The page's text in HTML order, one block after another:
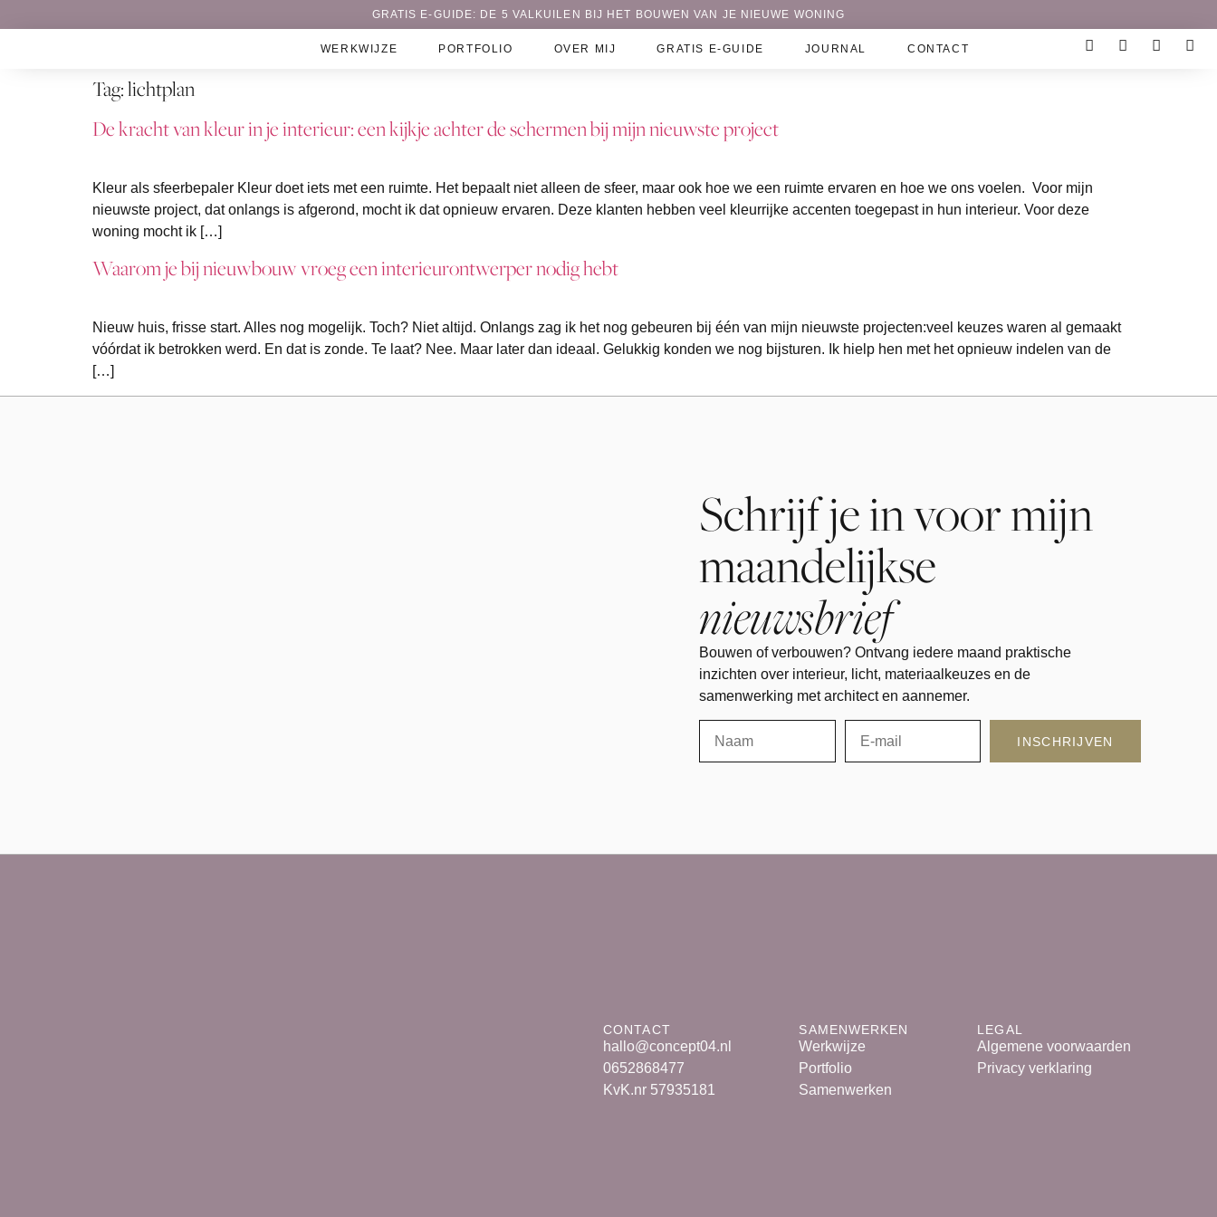
GRATIS E-GUIDE: DE 5 VALKUILEN BIJ HET BOUWEN VAN JE NIEUWE WONING
WERKWIJZE PORTFOLIO OVER MIJ GRATIS E-GUIDE JOURNAL CONTACT
Tag:lichtplan
De kracht van kleur in je interieur: een kijkje achter de schermen bij mijn nieuwste project
Kleur als sfeerbepaler Kleur doet iets met een ruimte. Het bepaalt niet alleen de sfeer, maar ook hoe we een ruimte ervaren en hoe we ons voelen. Voor mijn
nieuwste project, dat onlangs is afgerond, mocht ik dat opnieuw ervaren. Deze klanten hebben veel kleurrijke accenten toegepast in hun interieur. Voor deze
woning mocht ik […]
Waarom je bij nieuwbouw vroeg een interieurontwerper nodig hebt
Nieuw huis, frisse start. Alles nog mogelijk. Toch? Niet altijd. Onlangs zag ik het nog gebeuren bij één van mijn nieuwste projecten:veel keuzes waren al gemaakt
vóórdat ik betrokken werd. En dat is zonde. Te laat? Nee. Maar later dan ideaal. Gelukkig konden we nog bijsturen. Ik hielp hen met het opnieuw indelen van de
[…]
Schrijf je in voor mijn
maandelijkse
nieuwsbrief
Bouwen of verbouwen? Ontvang iedere maand praktische
inzichten over interieur, licht, materiaalkeuzes en de
samenwerking met architect en aannemer.
INSCHRIJVEN
CONTACT
hallo@concept04.nl
0652868477
KvK.nr 57935181
SAMENWERKEN
Werkwijze
Portfolio
Samenwerken
LEGAL
Algemene voorwaarden
Privacy verklaring